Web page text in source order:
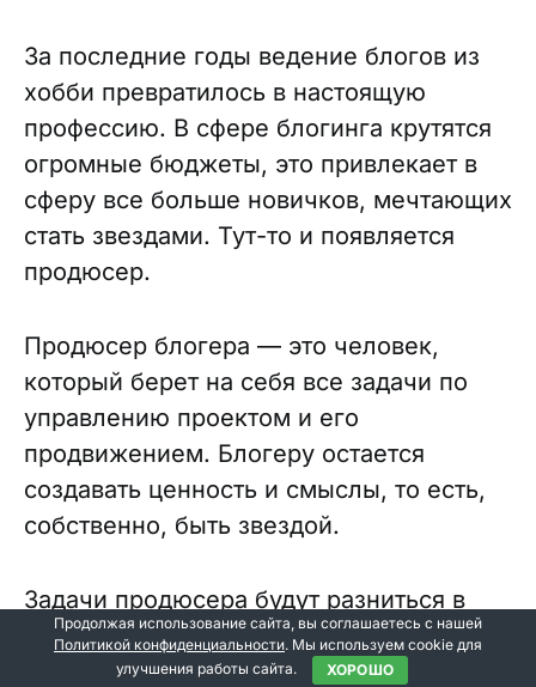
За последние годы ведение блогов из
хобби превратилось в настоящую
профессию. В сфере блогинга крутятся
огромные бюджеты, это привлекает в
сферу все больше новичков, мечтающих
стать звездами. Тут-то и появляется
продюсер.
Продюсер блогера — это человек,
который берет на себя все задачи по
управлению проектом и его
продвижением. Блогеру остается
создавать ценность и смыслы, то есть,
собственно, быть звездой.
Задачи продюсера будут разниться в
зависимости от масштабов блогера и
бюджета, но примерный список таков:
Продолжая использование сайта, вы соглашаетесь с нашей
Политикой конфиденциальности. Мы используем cookie для
улучшения работы сайта.
ХОРОШО